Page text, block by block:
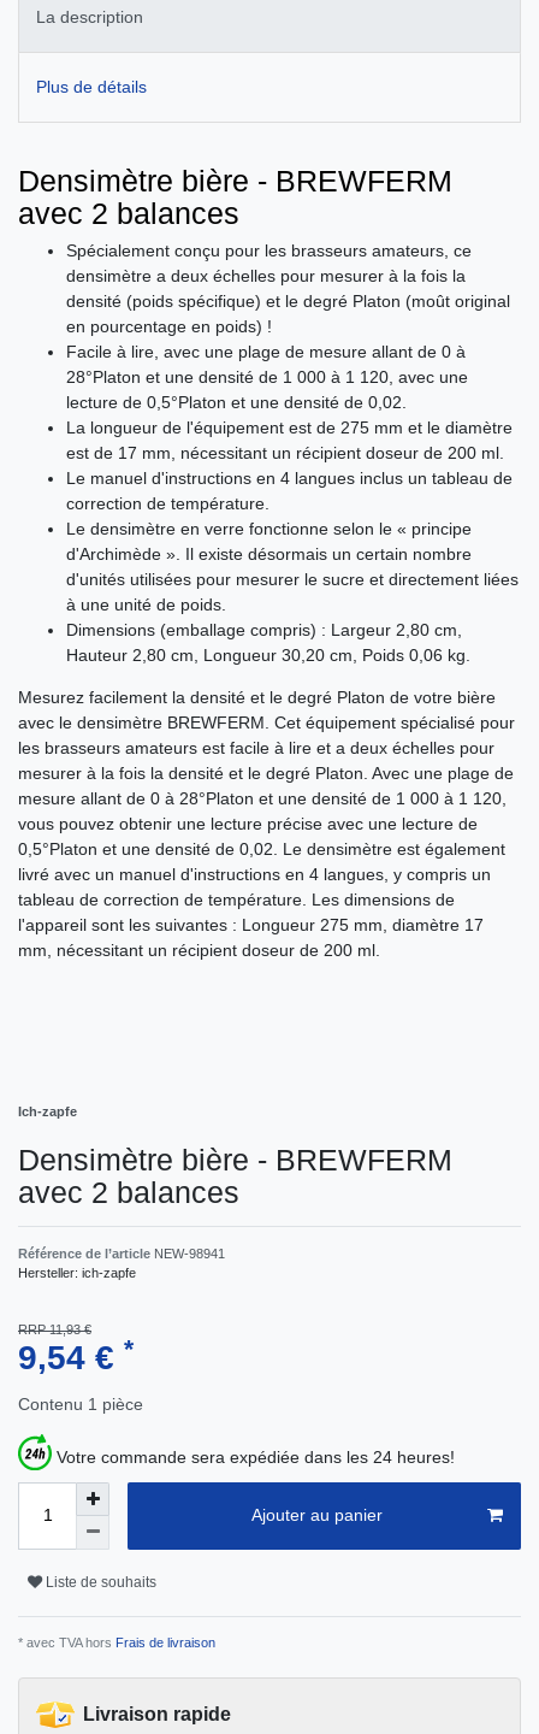
La description
Plus de détails
Densimètre bière - BREWFERM
avec 2 balances
Spécialement conçu pour les brasseurs amateurs, ce
densimètre a deux échelles pour mesurer à la fois la
densité (poids spécifique) et le degré Platon (moût original
en pourcentage en poids) !
Facile à lire, avec une plage de mesure allant de 0 à
28°Platon et une densité de 1 000 à 1 120, avec une
lecture de 0,5°Platon et une densité de 0,02.
La longueur de l'équipement est de 275 mm et le diamètre
est de 17 mm, nécessitant un récipient doseur de 200 ml.
Le manuel d'instructions en 4 langues inclus un tableau de
correction de température.
Le densimètre en verre fonctionne selon le « principe
d'Archimède ». Il existe désormais un certain nombre
d'unités utilisées pour mesurer le sucre et directement liées
à une unité de poids.
Dimensions (emballage compris) : Largeur 2,80 cm,
Hauteur 2,80 cm, Longueur 30,20 cm, Poids 0,06 kg.
Mesurez facilement la densité et le degré Platon de votre bière
avec le densimètre BREWFERM. Cet équipement spécialisé pour
les brasseurs amateurs est facile à lire et a deux échelles pour
mesurer à la fois la densité et le degré Platon. Avec une plage de
mesure allant de 0 à 28°Platon et une densité de 1 000 à 1 120,
vous pouvez obtenir une lecture précise avec une lecture de
0,5°Platon et une densité de 0,02. Le densimètre est également
livré avec un manuel d'instructions en 4 langues, y compris un
tableau de correction de température. Les dimensions de
l'appareil sont les suivantes : Longueur 275 mm, diamètre 17
mm, nécessitant un récipient doseur de 200 ml.
Ich-zapfe
Densimètre bière - BREWFERM
avec 2 balances
Référence de l’article NEW-98941
Hersteller: ich-zapfe
RRP 11,93 €
9,54 € *
Contenu 1 pièce
Votre commande sera expédiée dans les 24 heures!
Ajouter au panier
Liste de souhaits
* avec TVA hors Frais de livraison
Livraison rapide